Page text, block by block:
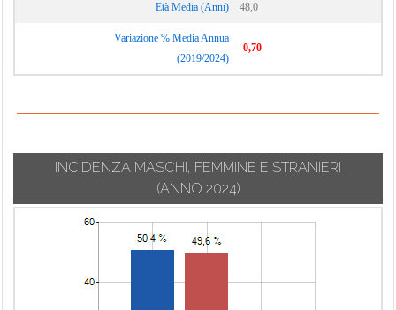
Età Media (Anni) 48,0
Variazione % Media Annua
(2019/2024)
-0,70
INCIDENZA MASCHI, FEMMINE E STRANIERI
(ANNO 2024)